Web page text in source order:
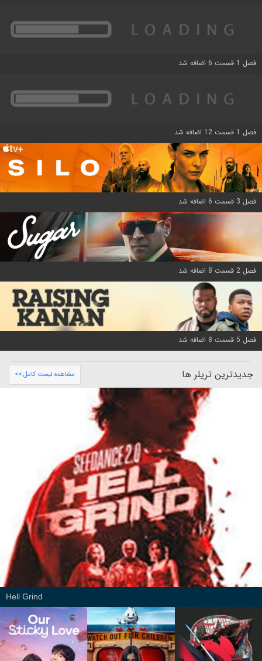
فصل 1 قسمت 6 اضافه شد
فصل 1 قسمت 12 اضافه شد
فصل 3 قسمت 6 اضافه شد
فصل 2 قسمت 8 اضافه شد
فصل 5 قسمت 8 اضافه شد
جدیدترین تریلر ها مشاهده لیست کامل >>
Hell Grind